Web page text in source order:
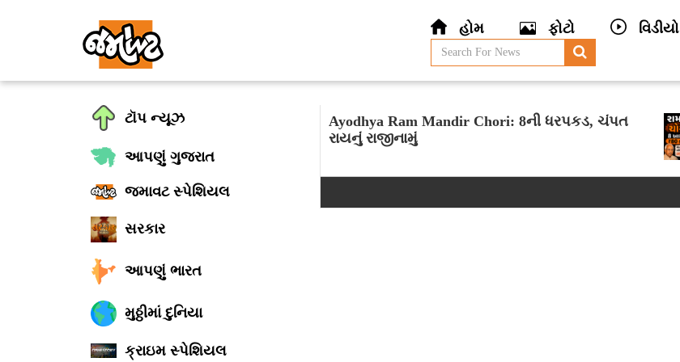
હોમ ફોટો વિડીયો
ટૉપ ન્યૂઝ
આપણું ગુજરાત
જમાવટ સ્પેશિયલ
સરકાર
આપણું ભારત
મુઠ્ઠીમાં દુનિયા
ક્રાઇમ સ્પેશિયલ
Ayodhya Ram Mandir Chori: 8ની ધરપકડ, ચંપત
રાયનું રાજીનામું